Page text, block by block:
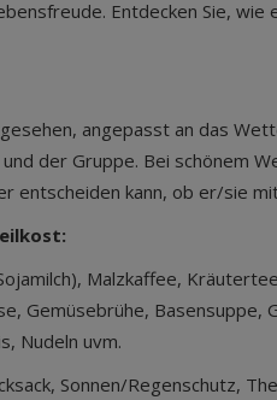
Entdecken Sie, wie
angepasst an das
der Gruppe. Bei schönem
entscheiden kann, ob er/sie
Malzkaffee,
Gemüsebrühe, Basensuppe,
Nudeln uvm.
Sonnen/Regenschutz,